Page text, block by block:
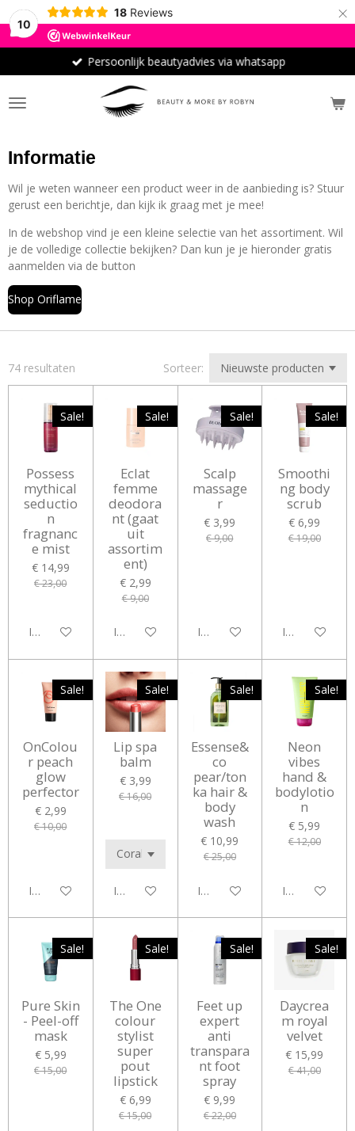
10
18 Reviews ×
Persoonlijk beautyadvies via whatsapp
Informatie
Wil je weten wanneer een product weer in de aanbieding is? Stuur
gerust een berichtje, dan kijk ik graag met je mee!
In de webshop vind je een kleine selectie van het assortiment. Wil
je de volledige collectie bekijken? Dan kun je je hieronder gratis
aanmelden via de button
Shop Oriflame
74 resultaten Sorteer:
Sale!
Possess
mythical
seductio
n
fragnanc
e mist
€ 14,99
€ 23,00
In winkelwagen
Sale!
Eclat
femme
deodora
nt (gaat
uit
assortim
ent)
€ 2,99
€ 9,00
In winkelwagen
Sale!
Scalp
massage
r
€ 3,99
€ 9,00
In winkelwagen
Sale!
Smoothi
ng body
scrub
€ 6,99
€ 19,00
In
Sale!
OnColou
r peach
glow
perfector
€ 2,99
€ 10,00
In winkelwagen
Sale!
Lip spa
balm
€ 3,99
€ 16,00
In winkelwagen
Sale!
Essense&
co
pear/ton
ka hair &
body
wash
€ 10,99
€ 25,00
In winkelwagen
Sale!
Neon
vibes
hand &
bodylotio
n
€ 5,99
€ 12,00
In
Sale!
Pure Skin
- Peel-off
mask
€ 5,99
€ 15,00
Sale!
The One
colour
stylist
super
pout
lipstick
€ 6,99
€ 15,00
Sale!
Feet up
expert
anti
transpara
nt foot
spray
€ 9,99
€ 22,00
Sale!
Daycrea
m royal
velvet
€ 15,99
€ 41,00